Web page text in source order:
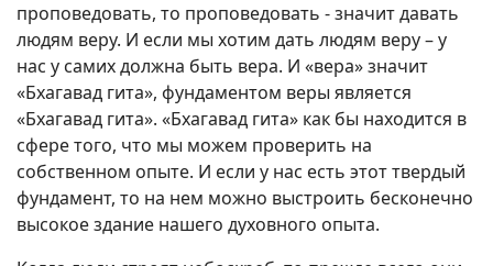
проповедовать, то проповедовать - значит давать
людям веру. И если мы хотим дать людям веру – у
нас у самих должна быть вера. И «вера» значит
«Бхагавад гита», фундаментом веры является
«Бхагавад гита». «Бхагавад гита» как бы находится в
сфере того, что мы можем проверить на
собственном опыте. И если у нас есть этот твердый
фундамент, то на нем можно выстроить бесконечно
высокое здание нашего духовного опыта.